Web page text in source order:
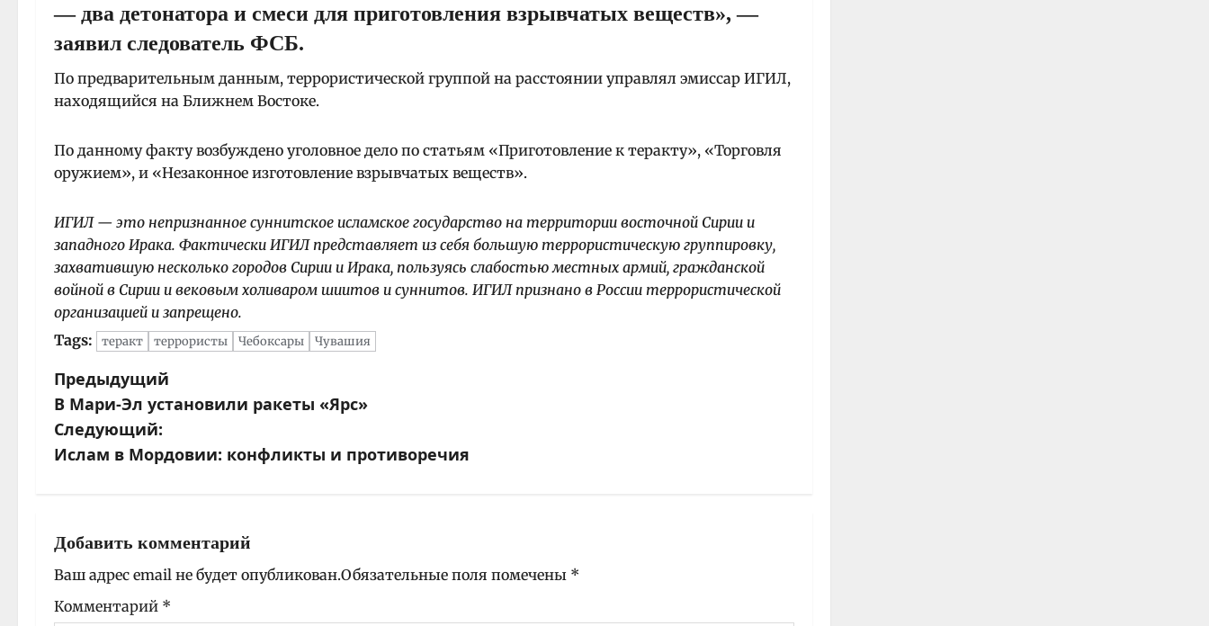
— два детонатора и смеси для приготовления взрывчатых веществ», —
заявил следователь ФСБ.
По предварительным данным, террористической группой на расстоянии управлял эмиссар ИГИЛ,
находящийся на Ближнем Востоке.
По данному факту возбуждено уголовное дело по статьям «Приготовление к теракту», «Торговля
оружием», и «Незаконное изготовление взрывчатых веществ».
ИГИЛ — это непризнанное суннитское исламское государство на территории восточной Сирии и
западного Ирака. Фактически ИГИЛ представляет из себя большую террористическую группировку,
захватившую несколько городов Сирии и Ирака, пользуясь слабостью местных армий, гражданской
войной в Сирии и вековым холиваром шиитов и суннитов. ИГИЛ признано в России террористической
организацией и запрещено.
Tags:
теракт террористы Чебоксары Чувашия
Н
а
в
г
а
ц
Предыдущий
В Мари-Эл установили ракеты «Ярс»
Следующий:
Ислам в Мордовии: конфликты и противоречия
Добавить комментарий
Ваш адрес email не будет опубликован.Обязательные поля помечены *
Комментарий *